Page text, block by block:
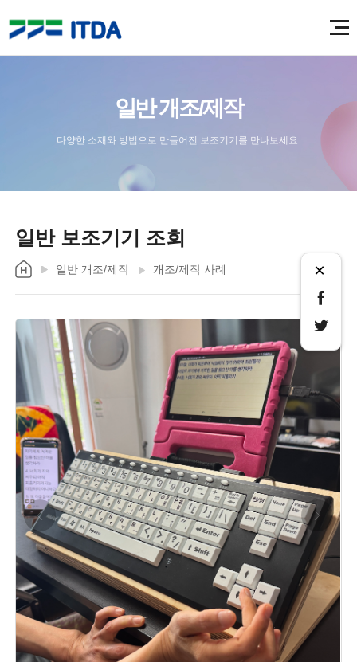
일반 개조/제작
다양한 소재와 방법으로 만들어진 보조기기를 만나보세요.
일반 보조기기 조회
일반 개조/제작 개조/제작 사례 ×